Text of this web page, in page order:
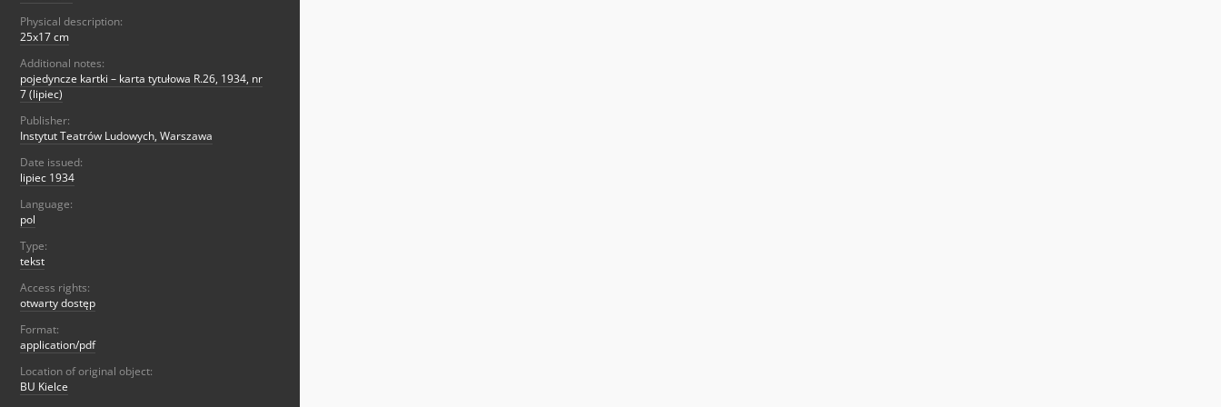
Physical description:
25x17 cm
Additional notes:
pojedyncze kartki – karta tytułowa R.26, 1934, nr
7 (lipiec)
Publisher:
Instytut Teatrów Ludowych, Warszawa
Date issued:
lipiec 1934
Language:
pol
Type:
tekst
Access rights:
otwarty dostęp
Format:
application/pdf
Location of original object:
BU Kielce